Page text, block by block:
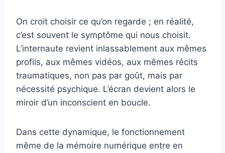
On croit choisir ce qu’on regarde ; en réalité,
c’est souvent le symptôme qui nous choisit.
L’internaute revient inlassablement aux mêmes
profils, aux mêmes vidéos, aux mêmes récits
traumatiques, non pas par goût, mais par
nécessité psychique. L’écran devient alors le
miroir d’un inconscient en boucle.
Dans cette dynamique, le fonctionnement
même de la mémoire numérique entre en